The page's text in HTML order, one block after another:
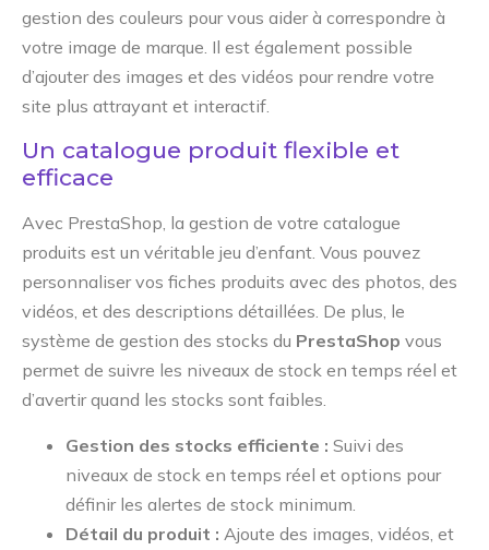
gestion des couleurs pour vous aider à correspondre à
votre image de marque. Il est également possible
d’ajouter des images et des vidéos pour rendre votre
site plus attrayant et interactif.
Un catalogue produit flexible et
efficace
Avec PrestaShop, la gestion de votre catalogue
produits est un véritable jeu d’enfant. Vous pouvez
personnaliser vos fiches produits avec des photos, des
vidéos, et des descriptions détaillées. De plus, le
système de gestion des stocks du PrestaShop vous
permet de suivre les niveaux de stock en temps réel et
d’avertir quand les stocks sont faibles.
Gestion des stocks efficiente : Suivi des
niveaux de stock en temps réel et options pour
définir les alertes de stock minimum.
Détail du produit : Ajoute des images, vidéos, et